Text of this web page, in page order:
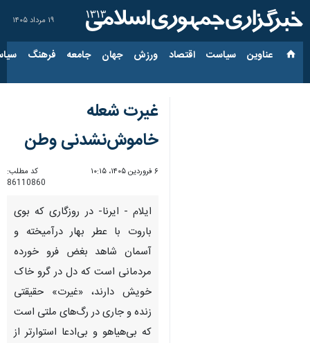
۱۹ مرداد ۱۴۰۵
عناوین‌ سیاست اقتصاد ورزش جهان جامعه فرهنگ
غیرت شعله‌
خاموش‌نشدنی وطن
۶ فروردین ۱۴۰۵، ۱۰:۱۵
کد مطلب:
86110860
ایلام - ایرنا- در روزگاری که بوی
باروت با عطر بهار درآمیخته و
آسمان شاهد بغض فرو خورده
مردمانی است که دل در گرو خاک
خویش دارند، «غیرت» حقیقتی
زنده و جاری در رگ‌های ملتی است
که بی‌هیاهو و بی‌ادعا استوارتر از